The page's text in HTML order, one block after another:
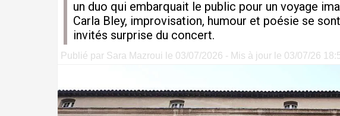
un duo qui embarquait le public pour un voyage
Carla Bley, improvisation, humour et poésie se
invités surprise du concert.
Publié par Sara Mazroui le 03/07/2026 - Mis à jour le 03/07/26